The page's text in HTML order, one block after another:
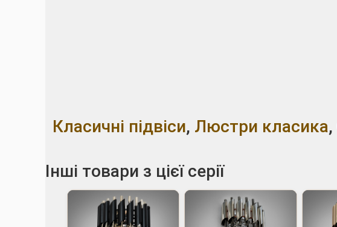
Класичні підвіси, Люстри класика,
Інші товари з цієї серії